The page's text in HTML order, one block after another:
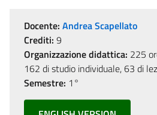
Docente: Andrea Scapellato
Crediti: 9
Organizzazione didattica: 225
162 di studio individuale, 63 di
Semestre: 1°